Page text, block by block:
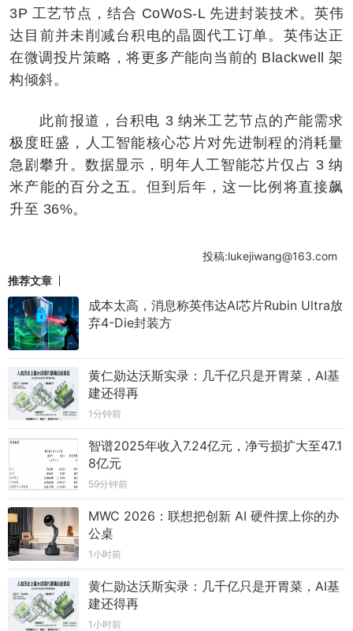
3P 工艺节点，结合 CoWoS-L 先进封装技术。英伟
达目前并未削减台积电的晶圆代工订单。英伟达正
在微调投片策略，将更多产能向当前的 Blackwell 架
构倾斜。
此前报道，台积电 3 纳米工艺节点的产能需求
极度旺盛，人工智能核心芯片对先进制程的消耗量
急剧攀升。数据显示，明年人工智能芯片仅占 3 纳
米产能的百分之五。但到后年，这一比例将直接飙
升至 36%。
投稿:lukejiwang@163.com
推荐文章
成本太高，消息称英伟达AI芯片Rubin Ultra放
弃4-Die封装方
黄仁勋达沃斯实录：几千亿只是开胃菜，AI基
建还得再
1分钟前
智谱2025年收入7.24亿元，净亏损扩大至47.1
8亿元
59分钟前
MWC 2026：联想把创新 AI 硬件摆上你的办
公桌
1小时前
黄仁勋达沃斯实录：几千亿只是开胃菜，AI基
建还得再
1小时前